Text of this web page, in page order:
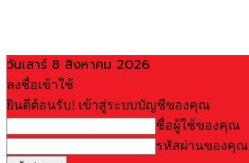
วันเสาร์ 8 สิงหาคม 2026
ลงชื่อเข้าใช้
ยินดีต้อนรับ! เข้าสู่ระบบบัญชีของคุณ
ชื่อผู้ใช้ของคุณ
รหัสผ่านของคุณ